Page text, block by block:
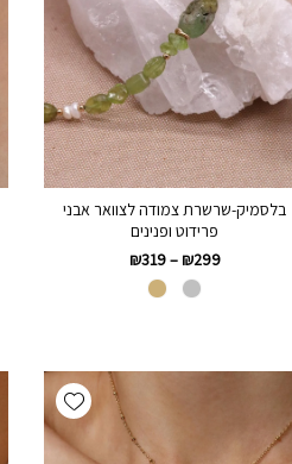
בלסמיק-שרשרת צמודה לצוואר אבני
פרידוט ופנינים
₪299
–
₪319
Add wishlist